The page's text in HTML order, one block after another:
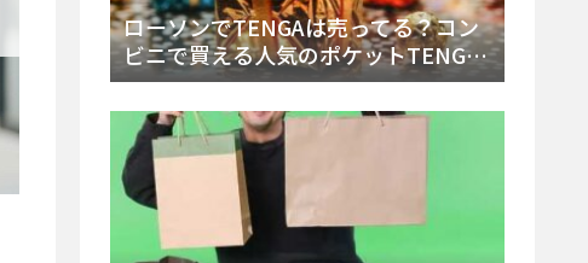
ローソンでTENGAは売ってる？コン
ビニで買える人気のポケットTENGA
とエッグの取り扱い店舗と陳列場所
を徹底解説！